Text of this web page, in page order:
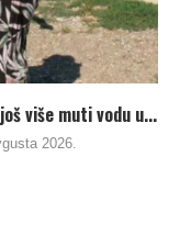
vodu u...